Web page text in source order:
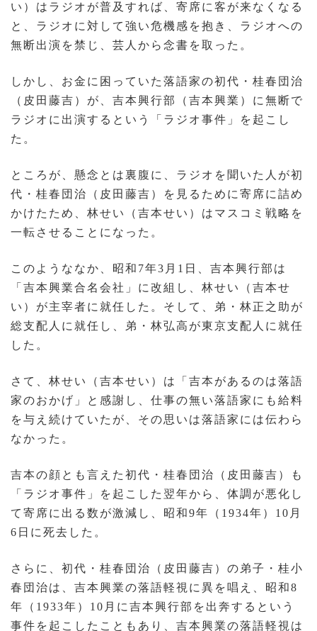
い）はラジオが普及すれば、寄席に客が来なくなる
と、ラジオに対して強い危機感を抱き、ラジオへの
無断出演を禁じ、芸人から念書を取った。
しかし、お金に困っていた落語家の初代・桂春団治
（皮田藤吉）が、吉本興行部（吉本興業）に無断で
ラジオに出演するという「ラジオ事件」を起こし
た。
ところが、懸念とは裏腹に、ラジオを聞いた人が初
代・桂春団治（皮田藤吉）を見るために寄席に詰め
かけたため、林せい（吉本せい）はマスコミ戦略を
一転させることになった。
このようななか、昭和7年3月1日、吉本興行部は
「吉本興業合名会社」に改組し、林せい（吉本せ
い）が主宰者に就任した。そして、弟・林正之助が
総支配人に就任し、弟・林弘高が東京支配人に就任
した。
さて、林せい（吉本せい）は「吉本があるのは落語
家のおかげ」と感謝し、仕事の無い落語家にも給料
を与え続けていたが、その思いは落語家には伝わら
なかった。
吉本の顔とも言えた初代・桂春団治（皮田藤吉）も
「ラジオ事件」を起こした翌年から、体調が悪化し
て寄席に出る数が激減し、昭和9年（1934年）10月
6日に死去した。
さらに、初代・桂春団治（皮田藤吉）の弟子・桂小
春団治は、吉本興業の落語軽視に異を唱え、昭和8
年（1933年）10月に吉本興行部を出奔するという
事件を起こしたこともあり、吉本興業の落語軽視は